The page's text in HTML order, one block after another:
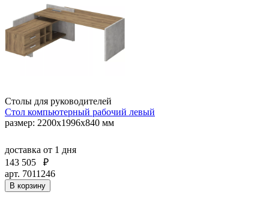
Столы для руководителей
Стол компьютерный рабочий левый
размер: 2200x1996x840 мм
доставка от 1 дня
143 505
₽
арт. 7011246
В корзину